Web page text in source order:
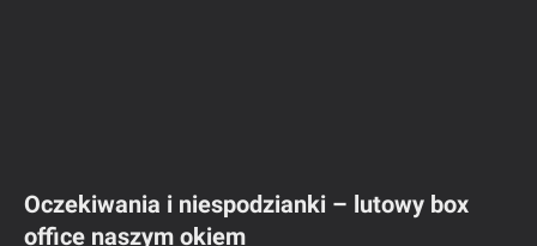
Oczekiwania i niespodzianki – lutowy box
office naszym okiem